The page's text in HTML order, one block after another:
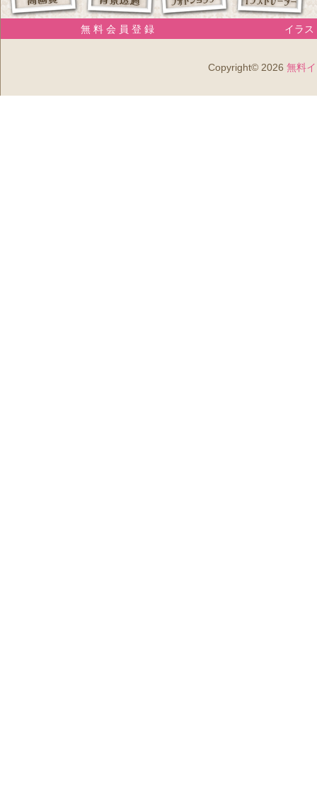
無 料 会 員 登 録 イラス
Copyright© 2026 無料